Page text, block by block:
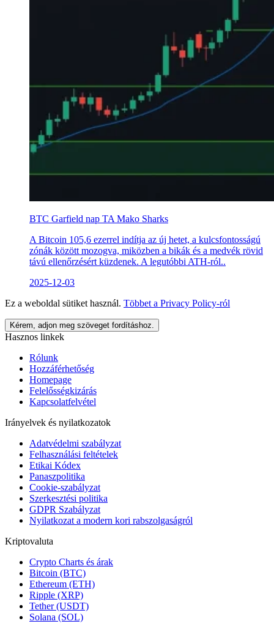
BTC Garfield nap TA Mako Sharks
A Bitcoin 105,6 ezerrel indítja az új hetet, a kulcsfontosságú
zónák között mozogva, miközben a bikák és a medvék rövid
távú ellenőrzésért küzdenek. A legutóbbi ATH-ról..
2025-12-03
Ez a weboldal sütiket használ. Többet a Privacy Policy-ról
Kérem, adjon meg szöveget fordításhoz.
Hasznos linkek
Rólunk
Hozzáférhetőség
Homepage
Felelősségkizárás
Kapcsolatfelvétel
Irányelvek és nyilatkozatok
Adatvédelmi szabályzat
Felhasználási feltételek
Etikai Kódex
Panaszpolitika
Cookie-szabályzat
Szerkesztési politika
GDPR Szabályzat
Nyilatkozat a modern kori rabszolgaságról
Kriptovaluta
Crypto Charts és árak
Bitcoin (BTC)
Ethereum (ETH)
Ripple (XRP)
Tether (USDT)
Solana (SOL)